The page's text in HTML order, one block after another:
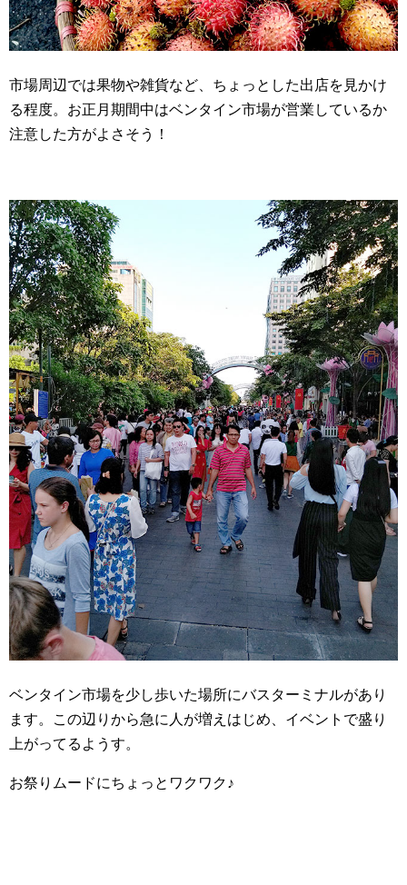
市場周辺では果物や雑貨など、ちょっとした出店を見かけ
る程度。お正月期間中はベンタイン市場が営業しているか
注意した方がよさそう！
ベンタイン市場を少し歩いた場所にバスターミナルがあり
ます。この辺りから急に人が増えはじめ、イベントで盛り
上がってるようす。
お祭りムードにちょっとワクワク♪